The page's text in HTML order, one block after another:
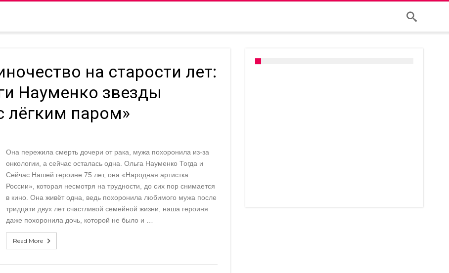
на старости лет:
Науменко звезды
лёгким паром»
Она пережила смерть дочери от рака, мужа похоронила из-за
онкологии, а сейчас осталась одна. Ольга Науменко Тогда и
Сейчас Нашей героине 75 лет, она «Народная артистка
России», которая несмотря на трудности, до сих пор снимается
в кино. Она живёт одна, ведь похоронила любимого мужа после
тридцати двух лет счастливой семейной жизни, наша героиня
даже похоронила дочь, которой не было и …
Read More